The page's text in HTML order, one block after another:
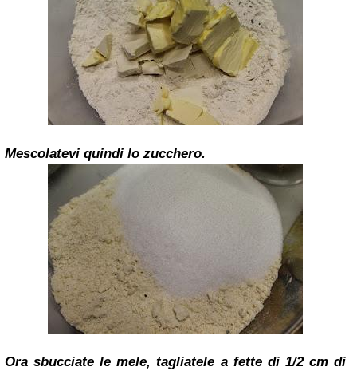
Mescolatevi quindi lo zucchero.
Ora sbucciate le mele, tagliatele a fette di 1/2 cm di